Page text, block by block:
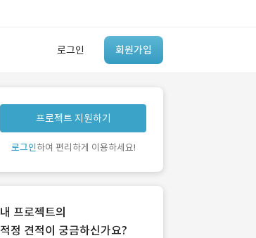
로그인 회원가입
유사사례 검색 AI
‘이런 거’ 만들어본
개발 회사 있어?
프로젝트 지원하기
로그인하여 편리하게 이용하세요!
내 프로젝트의
적정 견적이 궁금하신가요?